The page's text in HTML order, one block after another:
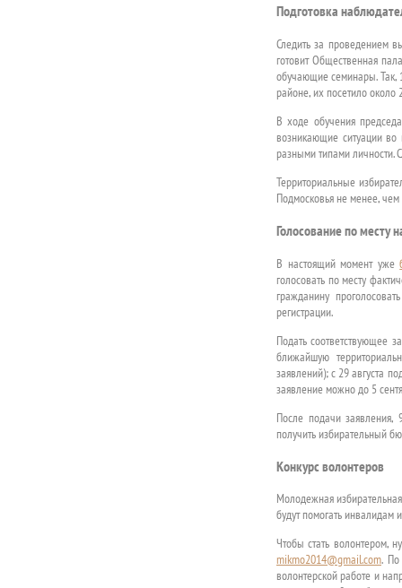
Подготовка
Следить за проведением
готовит Общественная
обучающие семинары. Так,
районе, их посетило около
В ходе обучения
возникающие ситуации во
разными типами личности.
Территориальные
Подмосковья не менее,
Голосование по месту
В настоящий момент уже
голосовать по месту
гражданину
регистрации.
Подать соответствующее
ближайшую
заявлений); с 29 августа
заявление можно до 5
После подачи заявления,
получить избирательный
Конкурс волонтеров
Молодежная
будут помогать
Чтобы стать волонтером,
mikmo2014@gmail.com. По
волонтерской работе и